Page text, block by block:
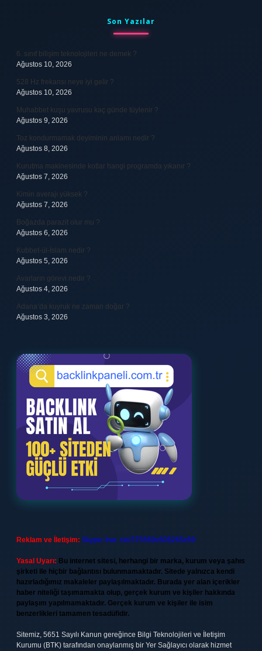
Son Yazılar
6. sınıf bilişim teknolojileri ne demek ?
Ağustos 10, 2026
528 Hz frekansı neye iyi gelir ?
Ağustos 10, 2026
Muhabbet kuşu yavrusu kaç günde tüylenir ?
Ağustos 9, 2026
Toz kondurmamak deyiminin anlamı nedir ?
Ağustos 8, 2026
Kurutma makinesinde kotlar hangi programda yıkanır ?
Ağustos 7, 2026
Kimin averajı yüksek ?
Ağustos 7, 2026
Boğazda parazit olur mu ?
Ağustos 6, 2026
Kubbet-ül-İslam nedir ?
Ağustos 5, 2026
Avarların görevi nedir ?
Ağustos 4, 2026
Adana’da kuyruk ne zaman doğar ?
Ağustos 3, 2026
Reklam ve İletişim: Skype: live:.cid.575569c608265c69
Yasal Uyarı: Bu internet sitesi, herhangi bir marka, kurum veya şahıs
şirketi ile hiçbir bağlantısı bulunmamaktadır. Sitede yalnızca kendi
hazırladığımız makaleler paylaşılmaktadır. Burada yer alan içerikler
haber niteliği taşımamakta olup, gerçek kurum ve kişiler hakkında
paylaşım yapılmamaktadır. Gerçek kurum ve kişiler ile isim
benzerlikleri tamamen tesadüfidir.
Sitemiz, 5651 Sayılı Kanun gereğince Bilgi Teknolojileri ve İletişim
Kurumu (BTK) tarafından onaylanmış bir Yer Sağlayıcı olarak hizmet